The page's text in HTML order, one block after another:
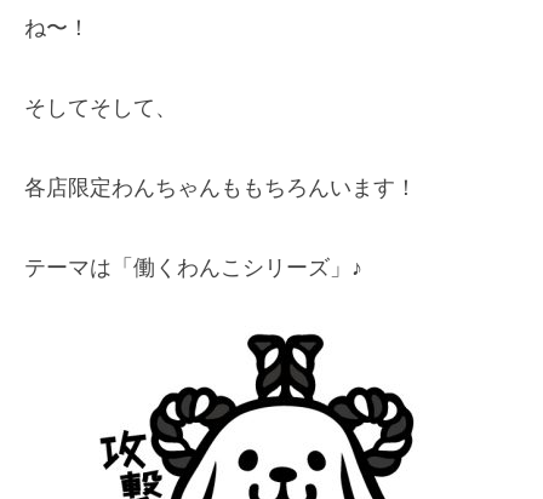
ね〜！
そしてそして、
各店限定わんちゃんももちろんいます！
テーマは「働くわんこシリーズ」♪